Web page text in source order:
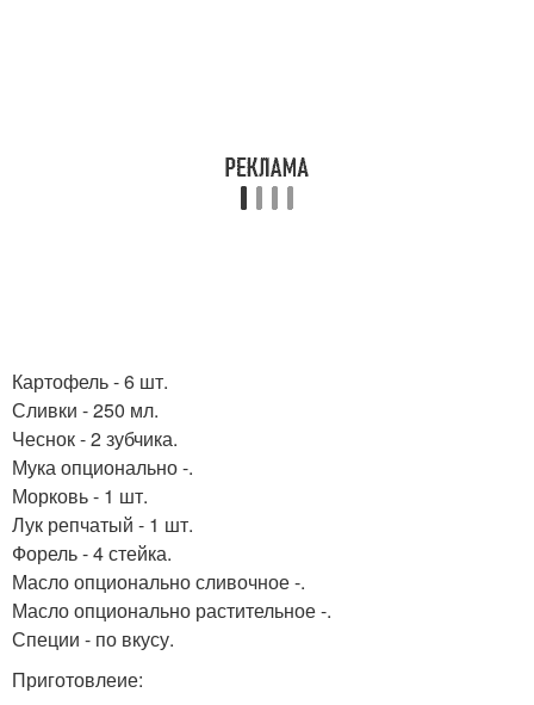
Картофель - 6 шт.
Сливки - 250 мл.
Чеснок - 2 зубчика.
Мука опционально -.
Морковь - 1 шт.
Лук репчатый - 1 шт.
Форель - 4 стейка.
Масло опционально сливочное -.
Масло опционально растительное -.
Специи - по вкусу.
Приготовлеие: